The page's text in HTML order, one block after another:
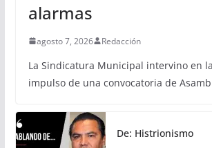
alarmas
agosto 7, 2026 Redacción
La Sindicatura Municipal intervino en
impulso de una convocatoria de
De: Histrionismo